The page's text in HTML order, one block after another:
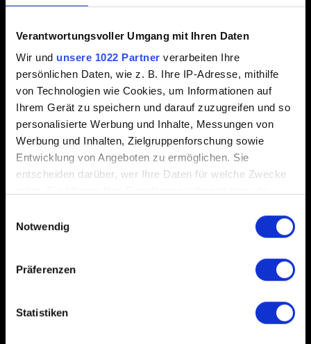
Verantwortungsvoller Umgang mit Ihren Daten
Wir und unsere 1022 Partner verarbeiten Ihre
persönlichen Daten, wie z. B. Ihre IP-Adresse, mithilfe
von Technologien wie Cookies, um Informationen auf
Ihrem Gerät zu speichern und darauf zuzugreifen und so
personalisierte Werbung und Inhalte, Messungen von
Werbung und Inhalten, Zielgruppenforschung sowie
Entwicklung von Angeboten zu ermöglichen. Sie
entscheiden darüber, wer Ihre Daten für welche Zwecke
Trigger Symbol ändern oder widerrufen
Informationen über Ihre geografische Lage
können
Notwendig
Präferenzen
Statistiken
Kurze Beschreibung des Problems
0/20
Datei hinzufügen
Du kannst deinem Bericht eine Datei anhängen, z.B. bei
Grafikproblemen auf PC einen Screenshot. Limit: 12 MB.
Durchsuchen
Abschicken